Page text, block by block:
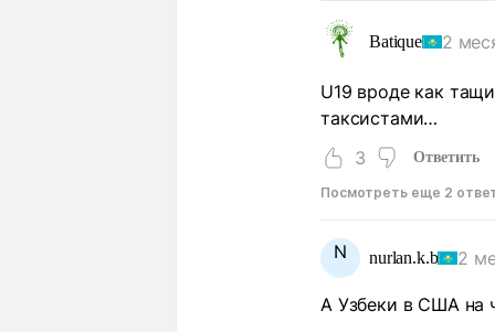
Batique 2
U19 вроде как
таксистами…
3
Ответить
Посмотреть еще 2
N nurlan.k.b 2
А Узбеки в США на